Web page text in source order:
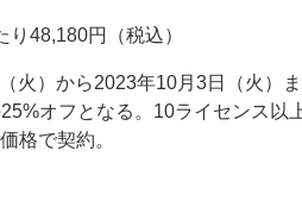
り48,180円（税込）
火）から2023年10月3日（火）
25%オフとなる。10ライセンス
格で契約。